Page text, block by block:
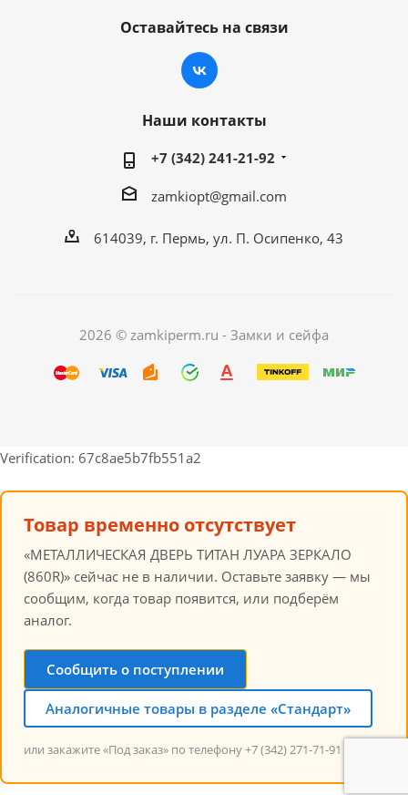
Оставайтесь на связи
Наши контакты
+7 (342) 241-21-92
zamkiopt@gmail.com
614039, г. Пермь, ул. П. Осипенко, 43
2026 © zamkiperm.ru - Замки и сейфа
Verification: 67c8ae5b7fb551a2
Товар временно отсутствует
«МЕТАЛЛИЧЕСКАЯ ДВЕРЬ ТИТАН ЛУАРА ЗЕРКАЛО
(860R)» сейчас не в наличии. Оставьте заявку — мы
сообщим, когда товар появится, или подберём
аналог.
Сообщить о поступлении
Аналогичные товары в разделе «Стандарт»
или закажите «Под заказ» по телефону +7 (342) 271-71-91